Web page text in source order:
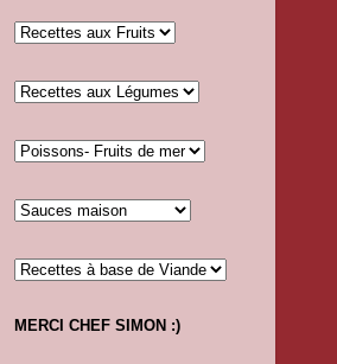
MERCI CHEF SIMON :)